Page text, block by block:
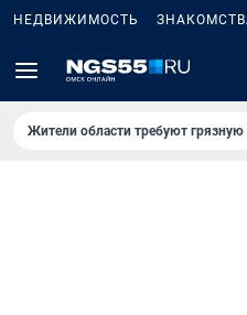
НЕДВИЖИМОСТЬ
Жители области требуют грязную